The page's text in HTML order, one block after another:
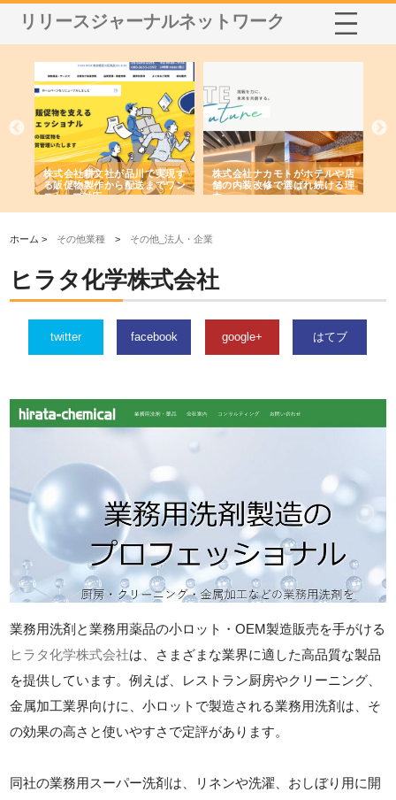
リリースジャーナルネットワーク
株式会社耕文社が品川で実現す
る販促物製作から配送までワン
ストップ対応
株式会社ナカモトがホテルや店
舗の内装改修で選ばれ続ける理
由
ホーム > その他業種 > その他_法人・企業
ヒラタ化学株式会社
twitter facebook google+ はてブ
業務用洗剤と業務用薬品の小ロット・OEM製造販売を手がける
ヒラタ化学株式会社は、さまざまな業界に適した高品質な製品
を提供しています。例えば、レストラン厨房やクリーニング、
金属加工業界向けに、小ロットで製造される業務用洗剤は、そ
の効果の高さと使いやすさで定評があります。
同社の業務用スーパー洗剤は、リネンや洗濯、おしぼり用に開